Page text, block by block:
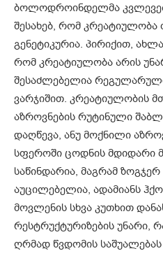
ბოლოდროინდელმა
შესახებ, რომ
გენეტიკურია. პირიქით,
რომ კრეატიულობა არის
შესაძლებელია
ვარჯიშით. კრეატიულობის
აზროვნების რუტინული
დაღწევა, ანუ მოქნილი
სფეროში ცოდნის მდიდარი
საწინდარია, მაგრამ ზოგჯერ
აუცილებელია, ადამიანს
მოვლენის სხვა კუთხით
რესტრუქტურიზების უნარი,
ღრმად წვდომის